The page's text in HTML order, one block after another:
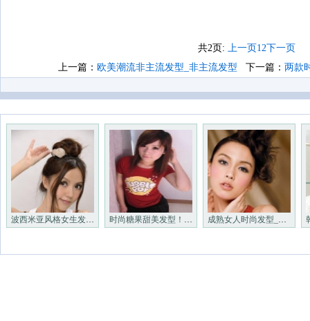
共2页: 上一页12下一页
上一篇： 欧美潮流非主流发型_非主流发型 下一篇： 两款
波西米亚风格女生发型_非主流 时尚糖果甜美发型！_非主流发 成熟女人时尚发型_非主流发型